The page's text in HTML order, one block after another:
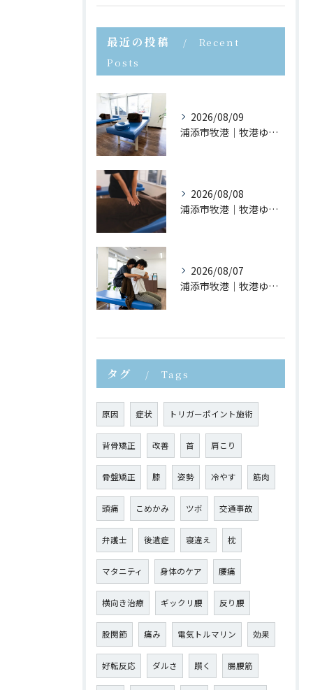
最近の投稿
Recent
Posts
2026/08/09
浦添市牧港｜牧港ゆがみ鍼灸整骨院｜立ち上がる時に腰が痛い原因とは？
2026/08/08
浦添市牧港｜牧港ゆがみ鍼灸整骨院｜反り腰を放置するとどうなる？
2026/08/07
浦添市牧港｜牧港ゆがみ鍼灸整骨院｜猫背が疲れやすさにつながる理由とは？
タグ Tags
原因 症状 トリガーポイント施術
背骨矯正 改善 首 肩こり
骨盤矯正 膝 姿勢 冷やす 筋肉
頭痛 こめかみ ツボ 交通事故
弁護士 後遺症 寝違え 枕
マタニティ 身体のケア 腰痛
横向き治療 ギックリ腰 反り腰
股関節 痛み 電気トルマリン 効果
好転反応 ダルさ 躓く 腸腰筋